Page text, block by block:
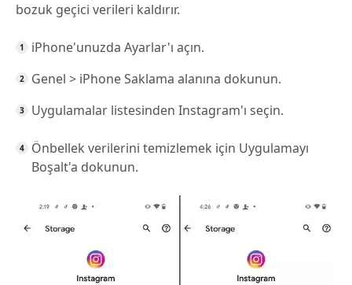
bozuk geçici verileri kaldırır.
iPhone'unuzda Ayarlar'ı açın.
Genel > iPhone Saklama alanına dokunun.
Uygulamalar listesinden Instagram'ı seçin.
Önbellek verilerini temizlemek için Uygulamayı
Boşalt'a dokunun.